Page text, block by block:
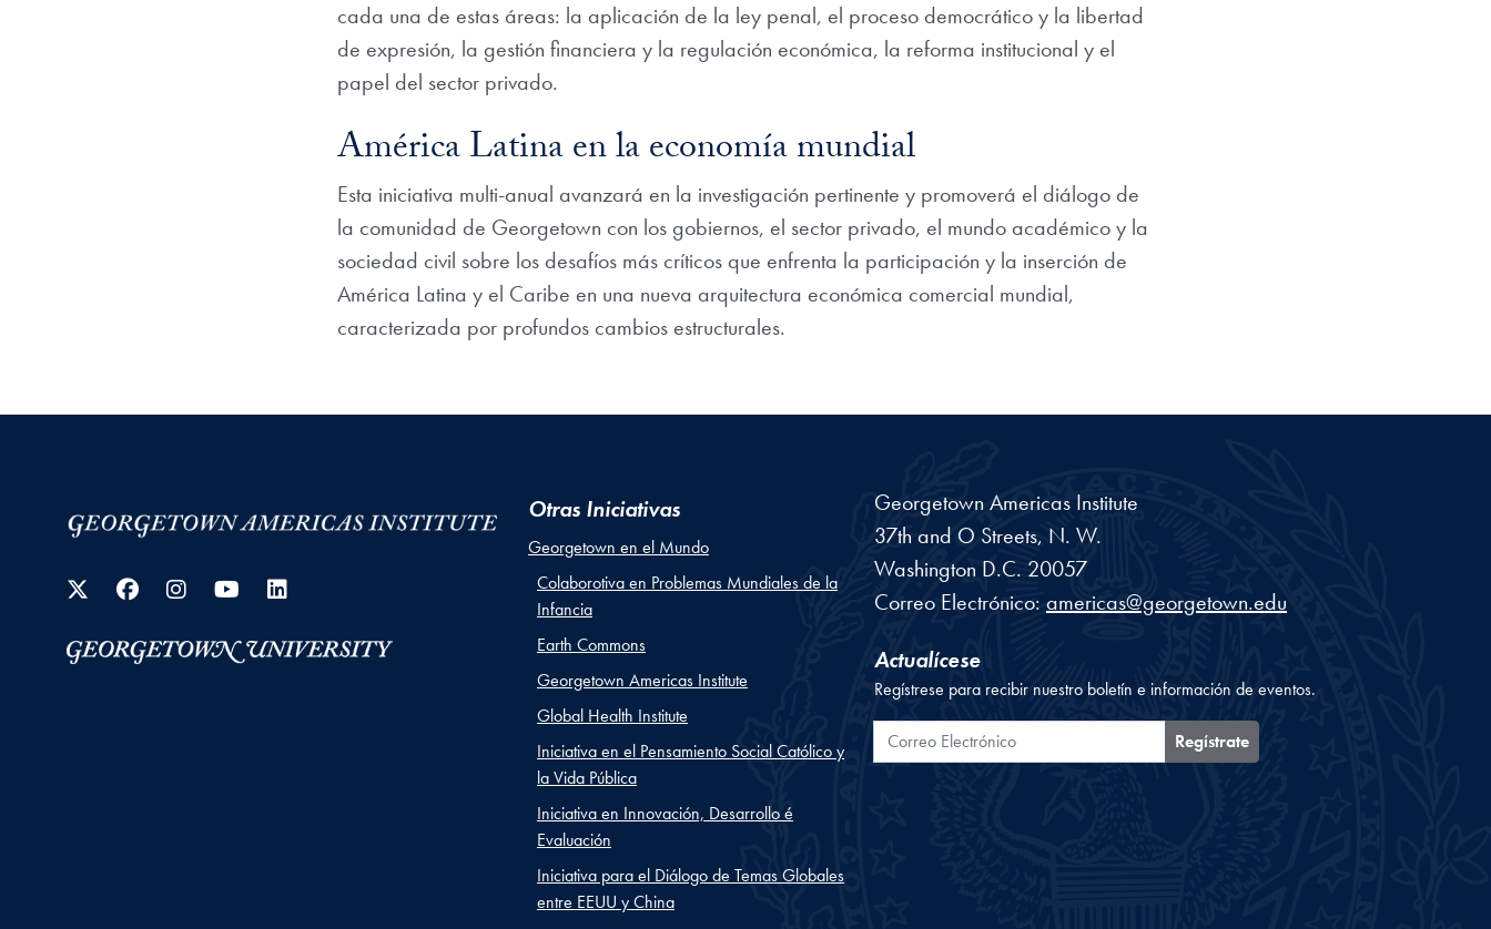
cada una de estas áreas: la aplicación de la ley penal, el proceso democrático y la libertad
de expresión, la gestión financiera y la regulación económica, la reforma institucional y el
papel del sector privado.
América Latina en la economía mundial
Esta iniciativa multi-anual avanzará en la investigación pertinente y promoverá el diálogo de
la comunidad de Georgetown con los gobiernos, el sector privado, el mundo académico y la
sociedad civil sobre los desafíos más críticos que enfrenta la participación y la inserción de
América Latina y el Caribe en una nueva arquitectura económica comercial mundial,
caracterizada por profundos cambios estructurales.
Twitter
Facebook
Instagram
YouTube
LinkedIn
Otras Iniciativas
Georgetown en el Mundo
Colaborotiva en Problemas Mundiales de la
Infancia
Earth Commons
Georgetown Americas Institute
Global Health Institute
Iniciativa en el Pensamiento Social Católico y
la Vida Pública
Iniciativa en Innovación, Desarrollo é
Evaluación
Iniciativa para el Diálogo de Temas Globales
entre EEUU y China
Georgetown Americas Institute
37th and O Streets, N. W.
Washington D.C. 20057
Correo Electrónico: americas@georgetown.edu
Actualícese
Regístrese para recibir nuestro boletín e información de eventos.
Correo Electrónico Regístrate